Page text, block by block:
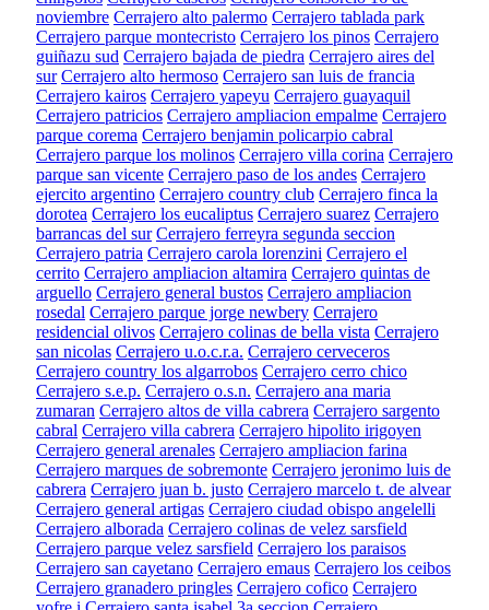
noviembre Cerrajero alto palermo Cerrajero tablada park
Cerrajero parque montecristo Cerrajero los pinos Cerrajero
guiñazu sud Cerrajero bajada de piedra Cerrajero aires del
sur Cerrajero alto hermoso Cerrajero san luis de francia
Cerrajero kairos Cerrajero yapeyu Cerrajero guayaquil
Cerrajero patricios Cerrajero ampliacion empalme Cerrajero
parque corema Cerrajero benjamin policarpio cabral
Cerrajero parque los molinos Cerrajero villa corina Cerrajero
parque san vicente Cerrajero paso de los andes Cerrajero
ejercito argentino Cerrajero country club Cerrajero finca la
dorotea Cerrajero los eucaliptus Cerrajero suarez Cerrajero
barrancas del sur Cerrajero ferreyra segunda seccion
Cerrajero patria Cerrajero carola lorenzini Cerrajero el
cerrito Cerrajero ampliacion altamira Cerrajero quintas de
arguello Cerrajero general bustos Cerrajero ampliacion
rosedal Cerrajero parque jorge newbery Cerrajero
residencial olivos Cerrajero colinas de bella vista Cerrajero
san nicolas Cerrajero u.o.c.r.a. Cerrajero cerveceros
Cerrajero country los algarrobos Cerrajero cerro chico
Cerrajero s.e.p. Cerrajero o.s.n. Cerrajero ana maria
zumaran Cerrajero altos de villa cabrera Cerrajero sargento
cabral Cerrajero villa cabrera Cerrajero hipolito irigoyen
Cerrajero general arenales Cerrajero ampliacion farina
Cerrajero marques de sobremonte Cerrajero jeronimo luis de
cabrera Cerrajero juan b. justo Cerrajero marcelo t. de alvear
Cerrajero general artigas Cerrajero ciudad obispo angelelli
Cerrajero alborada Cerrajero colinas de velez sarsfield
Cerrajero parque velez sarsfield Cerrajero los paraisos
Cerrajero san cayetano Cerrajero emaus Cerrajero los ceibos
Cerrajero granadero pringles Cerrajero cofico Cerrajero